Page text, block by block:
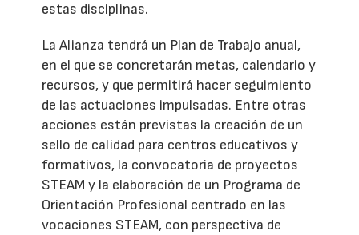
estas disciplinas.
La Alianza tendrá un Plan de Trabajo anual,
en el que se concretarán metas, calendario y
recursos, y que permitirá hacer seguimiento
de las actuaciones impulsadas. Entre otras
acciones están previstas la creación de un
sello de calidad para centros educativos y
formativos, la convocatoria de proyectos
STEAM y la elaboración de un Programa de
Orientación Profesional centrado en las
vocaciones STEAM, con perspectiva de